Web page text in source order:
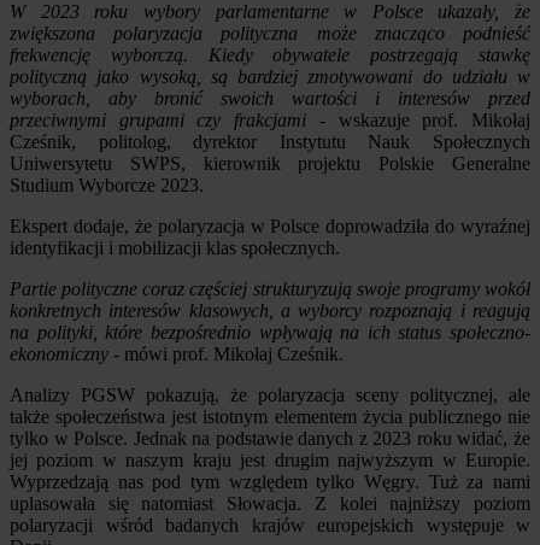
W 2023 roku wybory parlamentarne w Polsce ukazały, że
zwiększona polaryzacja polityczna może znacząco podnieść
frekwencję wyborczą. Kiedy obywatele postrzegają stawkę
polityczną jako wysoką, są bardziej zmotywowani do udziału w
wyborach, aby bronić swoich wartości i interesów przed
przeciwnymi grupami czy frakcjami - wskazuje prof. Mikołaj
Cześnik, politolog, dyrektor Instytutu Nauk Społecznych
Uniwersytetu SWPS, kierownik projektu Polskie Generalne
Studium Wyborcze 2023.
Ekspert dodaje, że polaryzacja w Polsce doprowadziła do wyraźnej
identyfikacji i mobilizacji klas społecznych.
Partie polityczne coraz częściej strukturyzują swoje programy wokół
konkretnych interesów klasowych, a wyborcy rozpoznają i reagują
na polityki, które bezpośrednio wpływają na ich status społeczno-
ekonomiczny - mówi prof. Mikołaj Cześnik.
Analizy PGSW pokazują, że polaryzacja sceny politycznej, ale
także społeczeństwa jest istotnym elementem życia publicznego nie
tylko w Polsce. Jednak na podstawie danych z 2023 roku widać, że
jej poziom w naszym kraju jest drugim najwyższym w Europie.
Wyprzedzają nas pod tym względem tylko Węgry. Tuż za nami
uplasowała się natomiast Słowacja. Z kolei najniższy poziom
polaryzacji wśród badanych krajów europejskich występuje w